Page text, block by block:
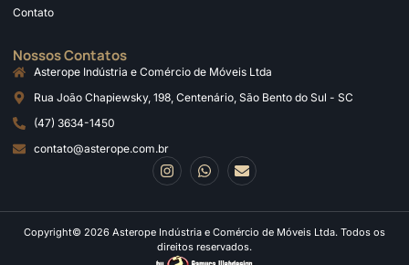
Contato
Nossos Contatos
Asterope Indústria e Comércio de Móveis Ltda
Rua João Chapiewsky, 198, Centenário, São Bento do Sul - SC
(47) 3634-1450
contato@asterope.com.br
Copyright© 2026 Asterope Indústria e Comércio de Móveis Ltda. Todos os
direitos reservados.